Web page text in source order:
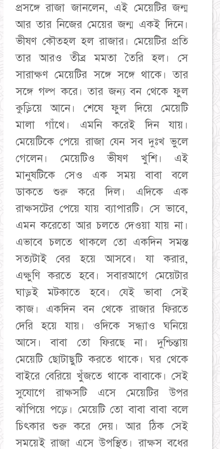
প্রসঙ্গে রাজা জানলেন, এই মেয়েটির জন্ম
আর তার নিজের মেয়ের জন্ম একই দিনে।
ভীষণ কৌতহল হল রাজার। মেয়েটির প্রতি
তার আরও তীব্র মমতা তৈরি হল। সে
সারাক্ষণ মেয়েটির সঙ্গে সঙ্গে থাকে। তার
সঙ্গে গল্প করে। তার জন্য বন থেকে ফুল
কুড়িয়ে আনে। শেষে ফুল দিয়ে মেয়েটি
মালা গাঁথে। এমনি করেই দিন যায়।
মেয়েটিকে পেয়ে রাজা যেন সব দুঃখ ভুলে
গেলেন। মেয়েটিও ভীষণ খুশি। এই
মানুষটিকে সেও এক সময় বাবা বলে
ডাকতে শুরু করে দিল। এদিকে এক
রাক্ষসটের পেয়ে যায় ব্যাপারটি। সে ভাবে,
এমন করেতো আর চলতে দেওয়া যায় না।
এভাবে চলতে থাকলে তো একদিন সমস্ত
সত্যটাই বের হয়ে আসবে। যা করার,
এক্ষুণি করতে হবে। সবারআগে মেয়েটার
ঘাড়ই মটকাতে হবে। যেই ভাবা সেই
কাজ। একদিন বন থেকে রাজার ফিরতে
দেরি হয়ে যায়। ওদিকে সন্ধ্যাও ঘনিয়ে
আসে। বাবা তো ফিরছে না। দুশ্চিন্তায়
মেয়েটি ছোটাছুটি করতে থাকে। ঘর থেকে
বাইরে বেরিয়ে খুঁজতে থাকে বাবাকে। সেই
সুযোগে রাক্ষসটি এসে মেয়েটির উপর
ঝাঁপিয়ে পড়ে। মেয়েটি তো বাবা বাবা বলে
চিৎকার শুরু করে দেয়। আর ঠিক সেই
সময়েই রাজা এসে উপস্থিত। রাক্ষস বধের